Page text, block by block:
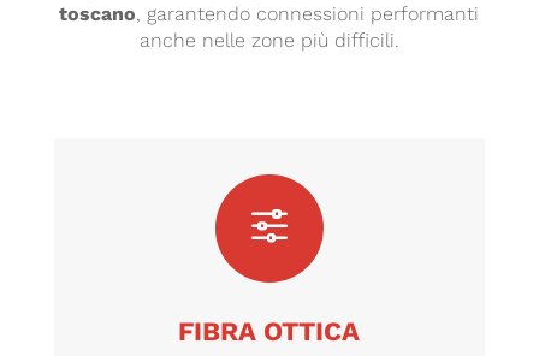
toscano, garantendo connessioni performanti
anche nelle zone più difficili.
f
FIBRA OTTICA